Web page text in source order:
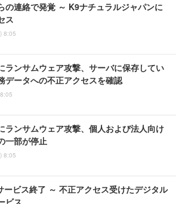
の連絡で発覚 ～ K9ナチュラルジャパンに
ス
8:05
ランサムウェア攻撃、サーバに保存してい
データへの不正アクセスを確認
ランサムウェア攻撃、個人および法人向け
一部が停止
8:05
ービス終了 ～ 不正アクセス受けたデジタル